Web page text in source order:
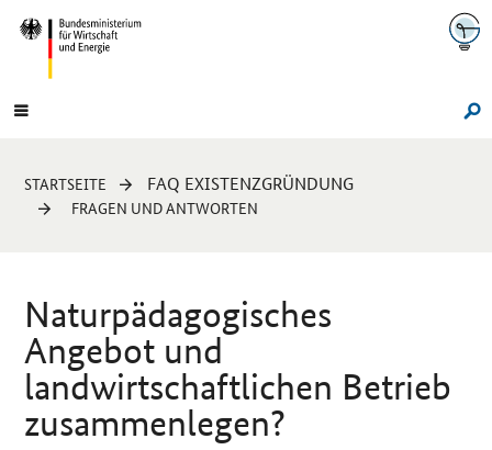
Navigation
Hauptmenü
Sie
sind
STARTSEITE FAQ EXISTENZGRÜNDUNG
FRAGEN UND ANTWORTEN
Naturpädagogisches
Angebot und
landwirtschaftlichen Betrieb
zusammenlegen?